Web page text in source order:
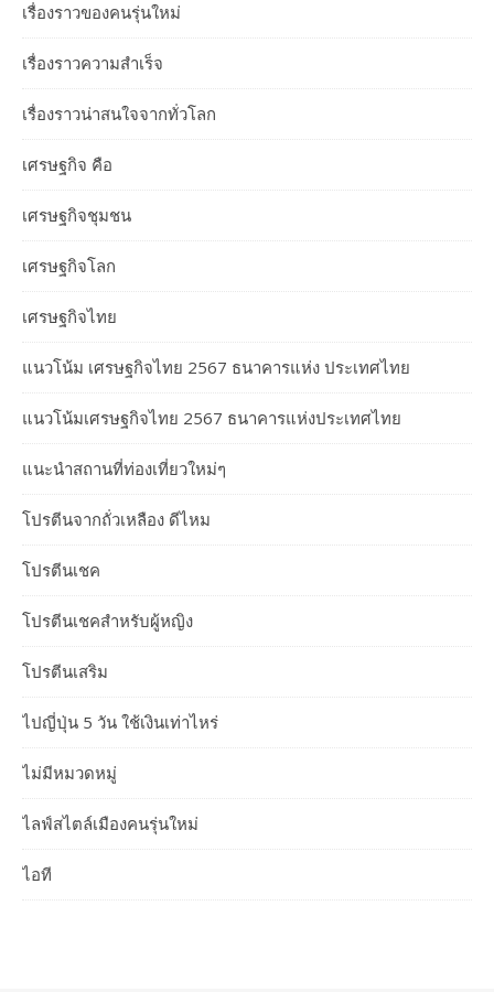
เรื่องราวของคนรุ่นใหม่
เรื่องราวความสำเร็จ
เรื่องราวน่าสนใจจากทั่วโลก
เศรษฐกิจ คือ
เศรษฐกิจชุมชน
เศรษฐกิจโลก
เศรษฐกิจไทย
แนวโน้ม เศรษฐกิจไทย 2567 ธนาคารแห่ง ประเทศไทย
แนวโน้มเศรษฐกิจไทย 2567 ธนาคารแห่งประเทศไทย
แนะนำสถานที่ท่องเที่ยวใหม่ๆ
โปรตีนจากถั่วเหลือง ดีไหม
โปรตีนเชค
โปรตีนเชคสำหรับผู้หญิง
โปรตีนเสริม
ไปญี่ปุ่น 5 วัน ใช้เงินเท่าไหร่
ไม่มีหมวดหมู่
ไลฟ์สไตล์เมืองคนรุ่นใหม่
ไอที